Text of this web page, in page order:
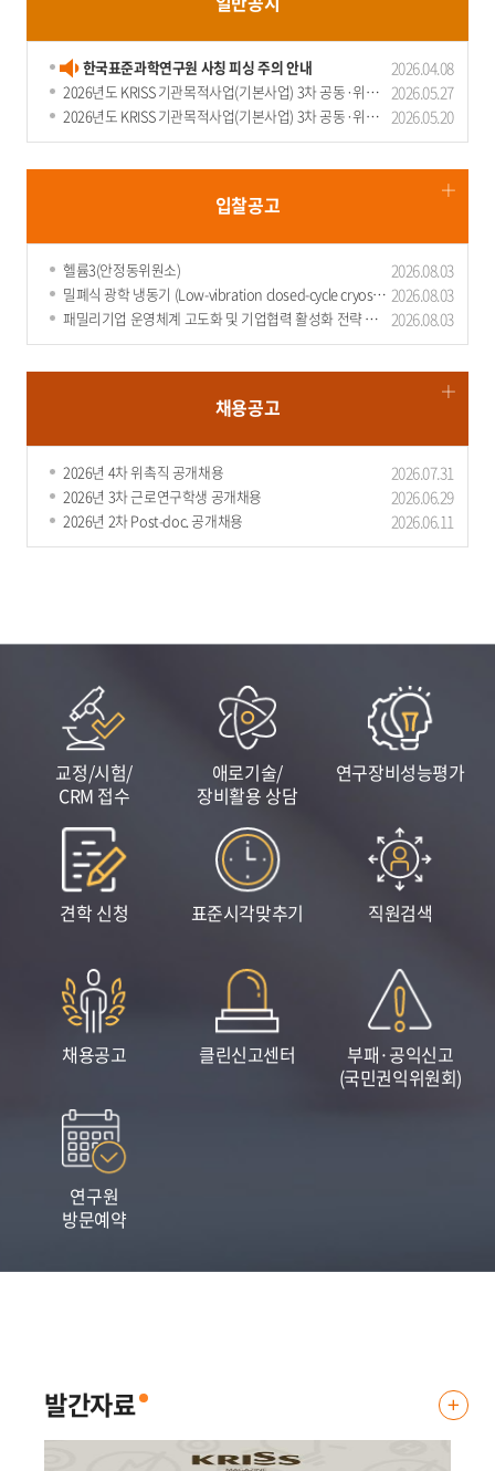
군 병원 MRI·CT, 국가측정표준으로 정량 모니터링한다
사 ‘군 의료영상 정량적 품질관리 체계 구축’을 위한 MOU 체결 - ..
표준연, 美 NIST와 손잡고 첨단바이오의약품 측정표준 글로벌 선도
나선다
표준연, 전원만 꽂으면 작동하는 상온 단일광자 광원 개발
표준연, 전원만 꽂으면 작동하는 상온 단일광자 광원 개발 - 극저온 장치대형 실
2026.06. 18
표준연, 자체 AI 플랫폼 구축을 통한 스마트 연구행정 구현 - 별도 연계 프로그램
한국표준과학연구원 사칭 피싱 주의 안내 2026.04.08
2026년도 KRISS 기관목적사업(기본사업) 3차 공동·위탁
연구과제..
2026.05.27
2026년도 KRISS 기관목적사업(기본사업) 3차 공동·위탁
연구과제..
2026.05.20
입찰공고
헬륨3(안정동위원소) 2026.08.03
밀폐식 광학 냉동기 (Low-vibration closed-cycle cryostat
for ..
2026.08.03
패밀리기업 운영체계 고도화 및 기업협력 활성화 전략 연구
용역
2026.08.03
채용공고
2026년 4차 위촉직 공개채용 2026.07.31
2026년 3차 근로연구학생 공개채용 2026.06.29
2026년 2차 Post-doc. 공개채용 2026.06.11
교정/시험/
CRM 접수
애로기술/
장비활용 상담
연구장비성능평가
견학 신청 표준시각맞추기 직원검색
채용공고 클린신고센터
부패·공익신고
(국민권익위원회)
연구원
방문예약
발간자료
발